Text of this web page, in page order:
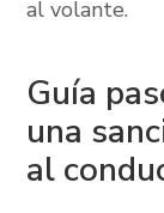
al volante.
Guía
una
al